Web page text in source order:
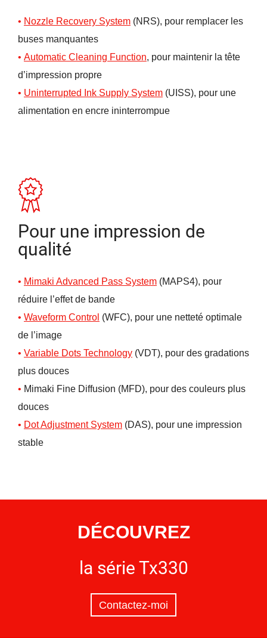
Nozzle Recovery System (NRS), pour remplacer les
buses manquantes
Automatic Cleaning Function, pour maintenir la tête
d’impression propre
Uninterrupted Ink Supply System (UISS), pour une
alimentation en encre ininterrompue
Pour une impression de
qualité
Mimaki Advanced Pass System (MAPS4), pour
réduire l’effet de bande
Waveform Control (WFC), pour une netteté optimale
de l’image
Variable Dots Technology (VDT), pour des gradations
plus douces
Mimaki Fine Diffusion (MFD), pour des couleurs plus
douces
Dot Adjustment System (DAS), pour une impression
stable
DÉCOUVREZ
la série Tx330
Contactez-moi